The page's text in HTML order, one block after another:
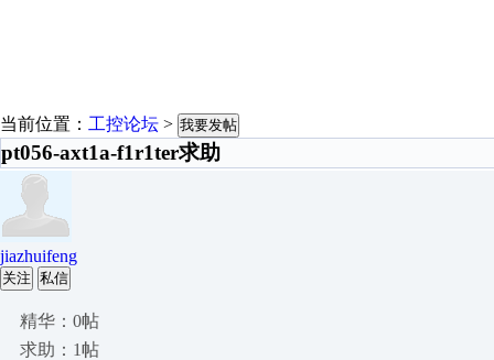
当前位置： 工控论坛 > 我要发帖
pt056-axt1a-f1r1ter求助
jiazhuifeng
关注 私信
精华：0帖
求助：1帖